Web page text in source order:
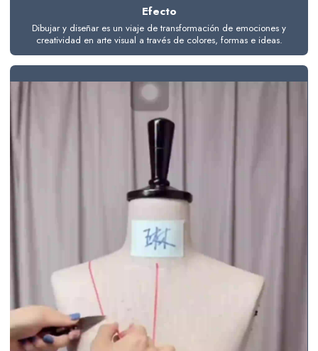
Efecto
Dibujar y diseñar es un viaje de transformación de emociones y
creatividad en arte visual a través de colores, formas e ideas.